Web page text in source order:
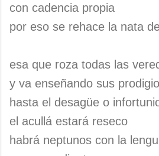
con cadencia propia
por eso se rehace la nata
esa que roza todas las
y va enseñando sus
hasta el desagüe o
el acullá estará reseco
habrá neptunos con la